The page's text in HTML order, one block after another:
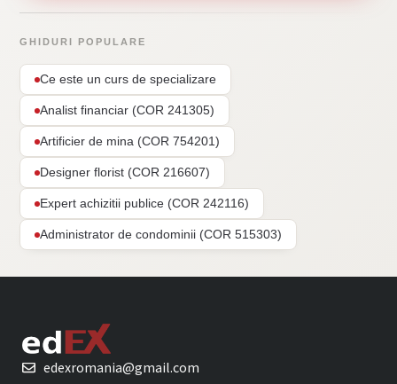
GHIDURI POPULARE
Ce este un curs de specializare
Analist financiar (COR 241305)
Artificier de mina (COR 754201)
Designer florist (COR 216607)
Expert achizitii publice (COR 242116)
Administrator de condominii (COR 515303)
edexromania@gmail.com